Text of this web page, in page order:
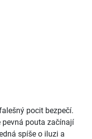
pocit bezpečí.
pevná pouta začínají
spíše o iluzi a